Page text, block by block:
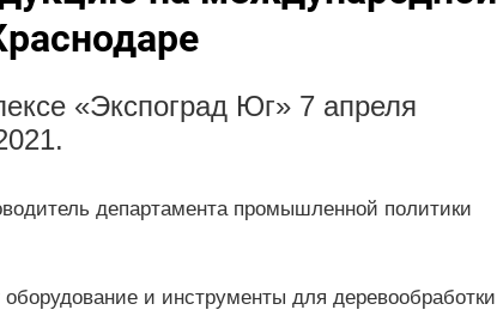
«Экспоград Юг» 7 апреля
департамента промышленной политики
и инструменты для деревообработки